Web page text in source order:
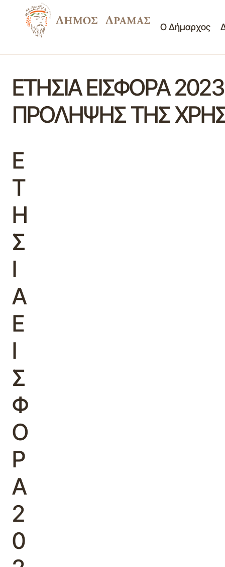
Ο Δήμαρχος
ΕΤΗΣΙΑ ΕΙΣΦΟΡΑ
ΠΡΟΛΗΨΗΣ ΤΗΣ
Ε
Τ
Η
Σ
Ι
Α
Ε
Ι
Σ
Φ
Ο
Ρ
Α
2
0